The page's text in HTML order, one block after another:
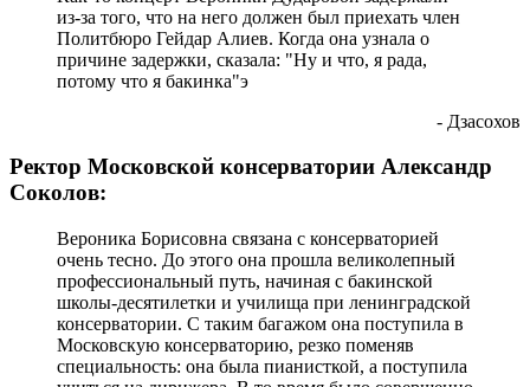
из-за того, что на него должен был приехать член
Политбюро Гейдар Алиев. Когда она узнала о
причине задержки, сказала: "Ну и что, я рада,
потому что я бакинка"э
- Дзасохов
Ректор Московской консерватории Александр
Соколов:
Вероника Борисовна связана с консерваторией
очень тесно. До этого она прошла великолепный
профессиональный путь, начиная с бакинской
школы-десятилетки и училища при ленинградской
консерватории. С таким багажом она поступила в
Московскую консерваторию, резко поменяв
специальность: она была пианисткой, а поступила